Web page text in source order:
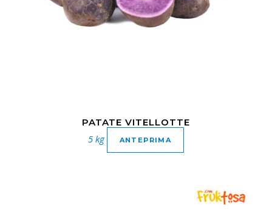
PATATE VITELLOTTE
5 kg ANTEPRIMA